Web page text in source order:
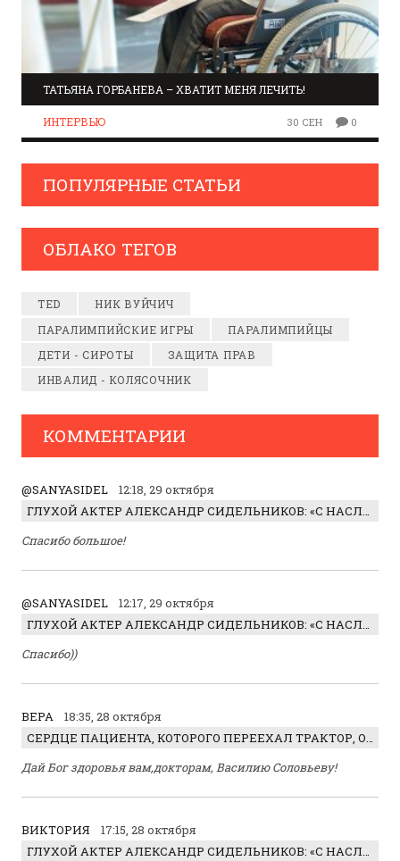
ТАТЬЯНА ГОРБАНЕВА – ХВАТИТ МЕНЯ ЛЕЧИТЬ!
ИНТЕРВЬЮ 30 СЕН 0
ПОПУЛЯРНЫЕ СТАТЬИ
ОБЛАКО ТЕГОВ
TED
НИК ВУЙЧИЧ
ПАРАЛИМПИЙСКИЕ ИГРЫ
ПАРАЛИМПИЙЦЫ
ДЕТИ - СИРОТЫ
ЗАЩИТА ПРАВ
ИНВАЛИД - КОЛЯСОЧНИК
КОММЕНТАРИИ
@SANYASIDEL
12:18, 29 октября
ГЛУХОЙ АКТЕР АЛЕКСАНДР СИДЕЛЬНИКОВ: «С НАСЛАЖДЕНИЕМ ИГРАЛ ОТРИЦАТЕЛЬНОГО ГЕРОЯ!»
Спасибо большое!
@SANYASIDEL
12:17, 29 октября
ГЛУХОЙ АКТЕР АЛЕКСАНДР СИДЕЛЬНИКОВ: «С НАСЛАЖДЕНИЕМ ИГРАЛ ОТРИЦАТЕЛЬНОГО ГЕРОЯ!»
Спасибо))
ВЕРА
18:35, 28 октября
СЕРДЦЕ ПАЦИЕНТА, КОТОРОГО ПЕРЕЕХАЛ ТРАКТОР, ОБНАРУЖИЛИ… В ЖИВОТЕ
Дай Бог здоровья вам,докторам, Василию Соловьеву!
ВИКТОРИЯ
17:15, 28 октября
ГЛУХОЙ АКТЕР АЛЕКСАНДР СИДЕЛЬНИКОВ: «С НАСЛАЖДЕНИЕМ ИГРАЛ ОТРИЦАТЕЛЬНОГО ГЕРОЯ!»